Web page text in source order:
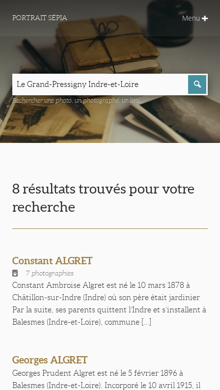
PORTRAIT SÉPIA Menu
Rechercher une photo, un photographe, un lieu...
8 résultats trouvés pour votre
recherche
Constant ALGRET
7 photographies
Constant Ambroise Algret est né le 10 mars 1878 à
Châtillon-sur-Indre (Indre) où son père était jardinier
Par la suite, ses parents quittent l’Indre et s’installent à
Balesmes (Indre-et-Loire), commune [...]
Georges ALGRET
Georges Prudent Algret est né le 5 février 1896 à
Balesmes (Indre-et-Loire). Incorporé le 10 avril 1915, il